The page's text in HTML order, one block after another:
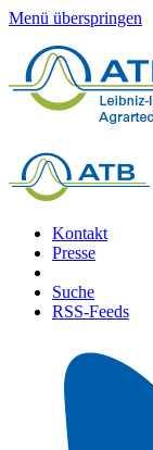
Menü überspringen
Kontakt
Presse
Suche
RSS-Feeds